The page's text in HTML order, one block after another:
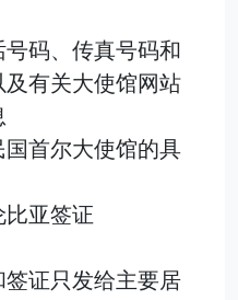
码、传真号码和
有关大使馆网站
首尔大使馆的具
亚签证
证只发给主要居